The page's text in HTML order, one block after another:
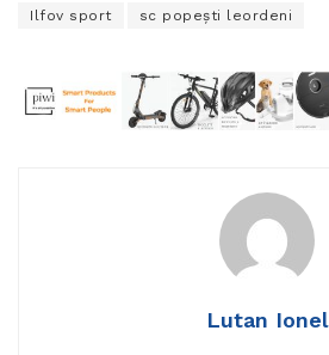
Ilfov sport sc popeşti leordeni
Lutan Ionel